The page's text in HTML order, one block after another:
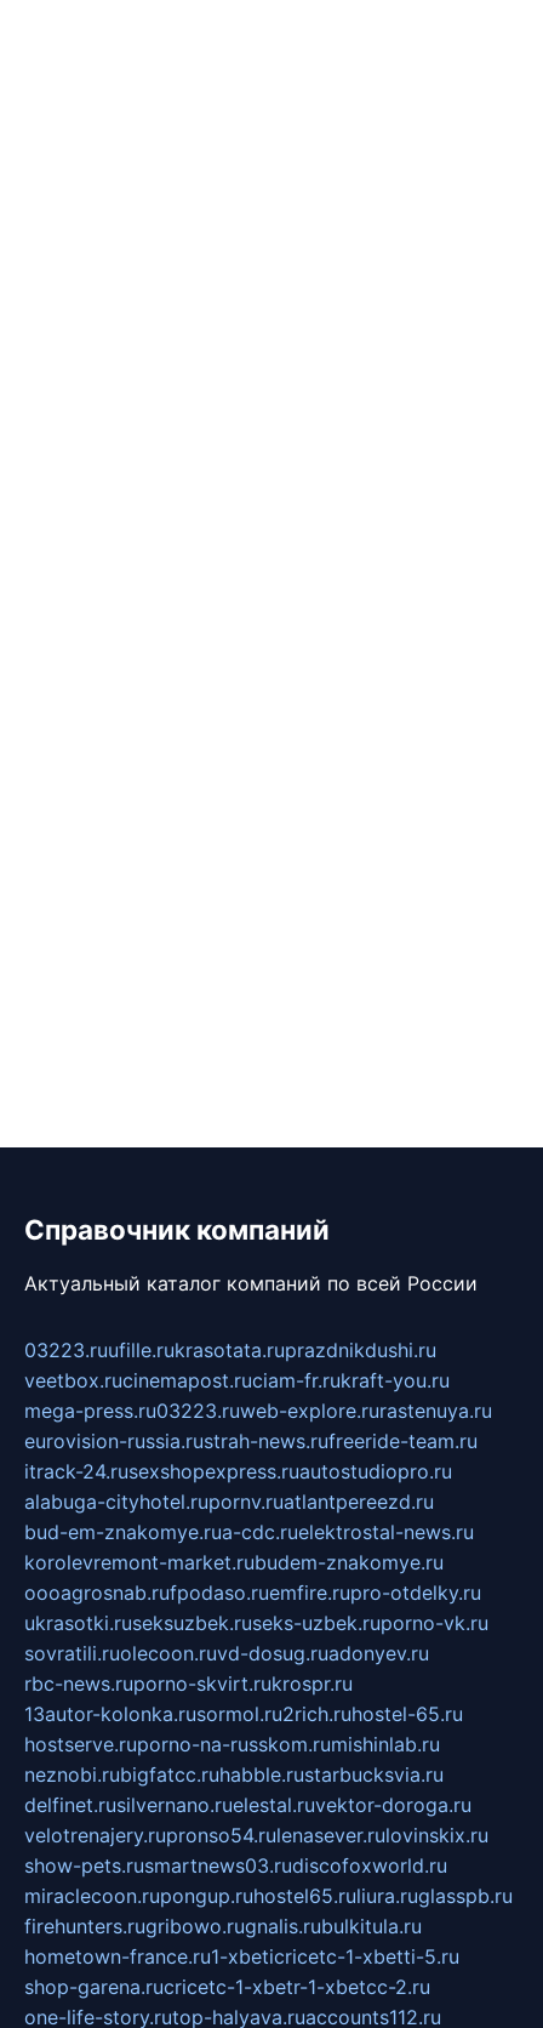
Справочник компаний
Актуальный каталог компаний по всей России
03223.ruufille.rukrasotata.ruprazdnikdushi.ru
veetbox.rucinemapost.ruciam-fr.rukraft-you.ru
mega-press.ru03223.ruweb-explore.rurastenuya.ru
eurovision-russia.rustrah-news.rufreeride-team.ru
itrack-24.rusexshopexpress.ruautostudiopro.ru
alabuga-cityhotel.rupornv.ruatlantpereezd.ru
bud-em-znakomye.rua-cdc.ruelektrostal-news.ru
korolevremont-market.rubudem-znakomye.ru
oooagrosnab.rufpodaso.ruemfire.rupro-otdelky.ru
ukrasotki.ruseksuzbek.ruseks-uzbek.ruporno-vk.ru
sovratili.ruolecoon.ruvd-dosug.ruadonyev.ru
rbc-news.ruporno-skvirt.rukrospr.ru
13autor-kolonka.rusormol.ru2rich.ruhostel-65.ru
hostserve.ruporno-na-russkom.rumishinlab.ru
neznobi.rubigfatcc.ruhabble.rustarbucksvia.ru
delfinet.rusilvernano.ruelestal.ruvektor-doroga.ru
velotrenajery.rupronso54.rulenasever.rulovinskix.ru
show-pets.rusmartnews03.rudiscofoxworld.ru
miraclecoon.rupongup.ruhostel65.ruliura.ruglasspb.ru
firehunters.rugribowo.rugnalis.rubulkitula.ru
hometown-france.ru1-xbeticricetc-1-xbetti-5.ru
shop-garena.rucricetc-1-xbetr-1-xbetcc-2.ru
one-life-story.rutop-halyava.ruaccounts112.ru